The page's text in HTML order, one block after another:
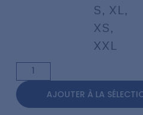
S , XL ,
XS ,
XXL
AJOUTER À LA